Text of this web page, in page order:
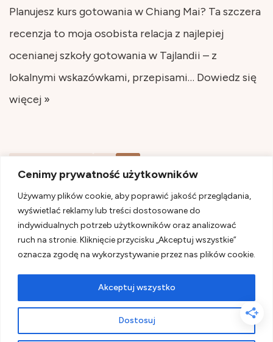
Cenimy prywatność użytkowników
Używamy plików cookie, aby poprawić jakość przeglądania,
wyświetlać reklamy lub treści dostosowane do
indywidualnych potrzeb użytkowników oraz analizować
ruch na stronie. Kliknięcie przycisku „Akceptuj wszystkie”
oznacza zgodę na wykorzystywanie przez nas plików cookie.
Dostosuj
Akceptuj wszystko
Planujesz kurs gotowania w Chiang Mai? Ta szczera
recenzja to moja osobista relacja z najlepiej
ocenianej szkoły gotowania w Tajlandii – z
lokalnymi wskazówkami, przepisami… Dowiedz się
więcej »